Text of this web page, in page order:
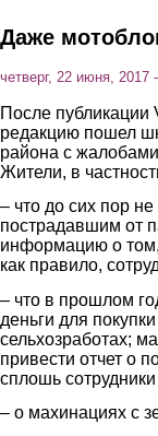
Даже
четверг, 22 июня, 2017
После публикации
редакцию пошел
района с
Жители, в
– что до сих пор
пострадавшим от
информацию о
как правило,
– что в прошлом
деньги для
сельхозработах;
привести отчет о
сплошь
– о махинациях с